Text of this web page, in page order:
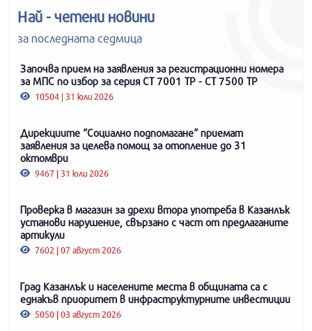
Най - четени новини
за последната седмица
Започва прием на заявления за регистрационни номера
за МПС по избор за серия СТ 7001 ТР - СТ 7500 ТР
10504 | 31 юли 2026
Дирекциите “Социално подпомагане“ приемат
заявления за целева помощ за отопление до 31
октомври
9467 | 31 юли 2026
Проверка в магазин за дрехи втора употреба в Казанлък
установи нарушение, свързано с част от предлаганите
артикули
7602 | 07 август 2026
Град Казанлък и населените места в общината са с
еднакъв приоритет в инфраструктурните инвестиции
5050 | 03 август 2026